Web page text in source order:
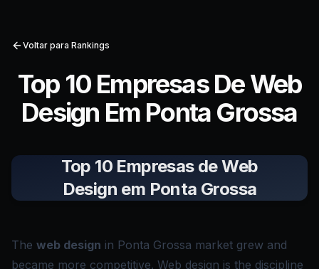
Voltar para Rankings
Top 10 Empresas De Web
Design Em Ponta Grossa
Top 10 Empresas de Web
Design em Ponta Grossa
The web design in Ponta Grossa market grew and
became more competitive. Web design is the discipline